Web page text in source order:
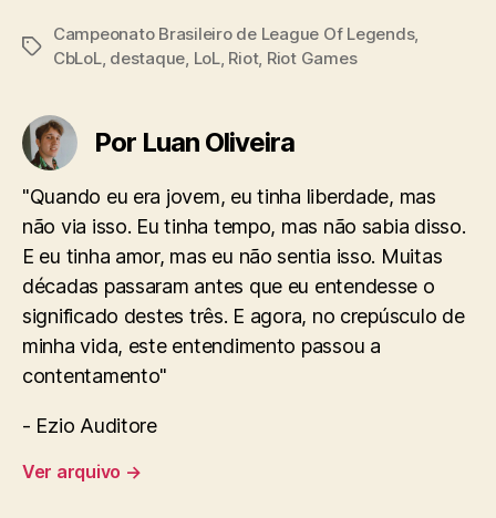
Tags
Campeonato Brasileiro de League Of Legends,
CbLoL, destaque, LoL, Riot, Riot Games
Por Luan Oliveira
"Quando eu era jovem, eu tinha liberdade, mas
não via isso. Eu tinha tempo, mas não sabia disso.
E eu tinha amor, mas eu não sentia isso. Muitas
décadas passaram antes que eu entendesse o
significado destes três. E agora, no crepúsculo de
minha vida, este entendimento passou a
contentamento"
- Ezio Auditore
Ver arquivo →